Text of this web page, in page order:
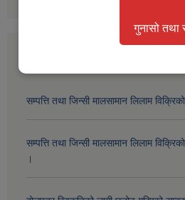
सम्पत्ति तथा जिन्सी मालसामान लिलाम
सम्पत्ति तथा जिन्सी मालसामान लिलाम
।
गुनासो तथा